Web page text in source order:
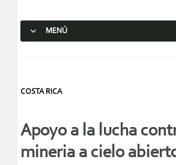
MENÚ
COSTA RICA
Apoyo a la lucha
mineria a cielo